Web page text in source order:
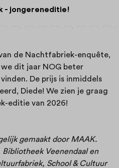
- jongereneditie!
de Nachtfabriek-enquête,
dit jaar NOG beter
De prijs is inmiddels
Diede! We zien je graag
editie van 2026!
gemaakt door MAAK.
Veenendaal en
School & Cultuur